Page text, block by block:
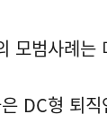
모범사례
DC형 퇴